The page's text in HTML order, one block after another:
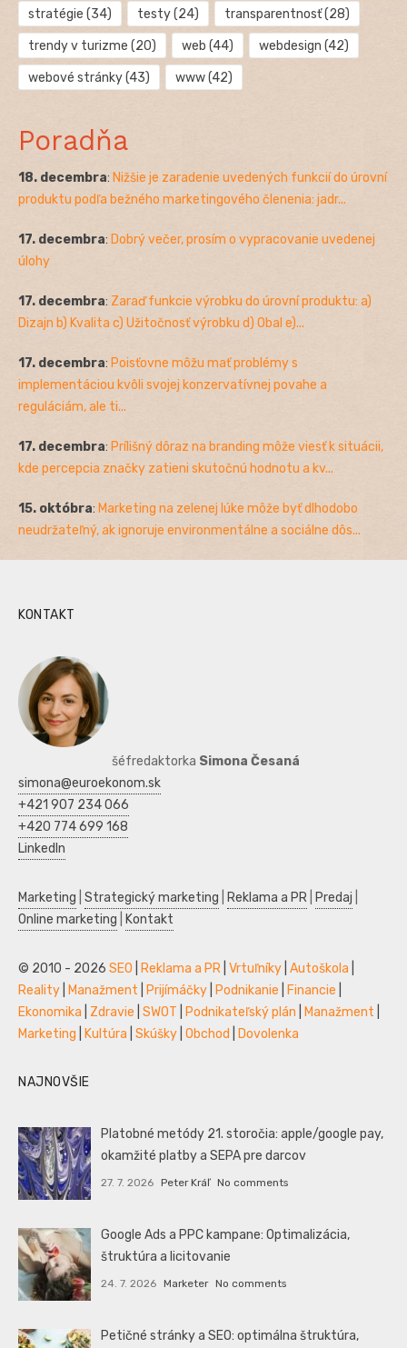
stratégie (34) testy(24) transparentnosť(28)
trendy v turizme (20) web (44) webdesign (42)
webové stránky(43) www(42)
Poradňa
18. decembra: Nižšie je zaradenie uvedených funkcií do úrovní
produktu podľa bežného marketingového členenia: jadr...
17. decembra: Dobrý večer, prosím o vypracovanie uvedenej
úlohy
17. decembra: Zaraď funkcie výrobku do úrovní produktu: a)
Dizajn b) Kvalita c) Užitočnosť výrobku d) Obal e)...
17. decembra: Poisťovne môžu mať problémy s
implementáciou kvôli svojej konzervatívnej povahe a
reguláciám, ale ti...
17. decembra: Prílišný dôraz na branding môže viesť k situácii,
kde percepcia značky zatieni skutočnú hodnotu a kv...
15. októbra: Marketing na zelenej lúke môže byť dlhodobo
neudržateľný, ak ignoruje environmentálne a sociálne dôs...
KONTAKT
šéfredaktorka Simona Česaná
simona@euroekonom.sk
+421 907 234 066
+420 774 699 168
LinkedIn
Marketing Strategický marketing Reklama a PR Predaj
Online marketing
Kontakt
© 2010 - 2026 SEO Reklama a PR Vrtuľníky Autoškola
Reality
Manažment Prijímáčky Podnikanie Financie
Ekonomika
Zdravie SWOT Podnikateľský plán Manažment
Marketing
Kultúra Skúšky Obchod Dovolenka
NAJNOVŠIE
Platobné metódy 21. storočia: apple/google pay,
okamžité platby a SEPA pre darcov
27. 7. 2026 Peter Kráľ No comments
Google Ads a PPC kampane: Optimalizácia,
štruktúra a licitovanie
24. 7. 2026 Marketer No comments
Petičné stránky a SEO: optimálna štruktúra,